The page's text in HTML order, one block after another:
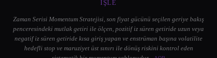
IŞLE
Zaman Serisi Momentum Stratejisi, son fiyat gücünü seçilen geriye bakış
penceresindeki mutlak getiri ile ölçen, pozitif iz süren getiride uzun veya
negatif iz süren getiride kısa giriş yapan ve enstrüman başına volatilite
hedefli stop ve maruziyet üst sınırı ile dönüş riskini kontrol eden